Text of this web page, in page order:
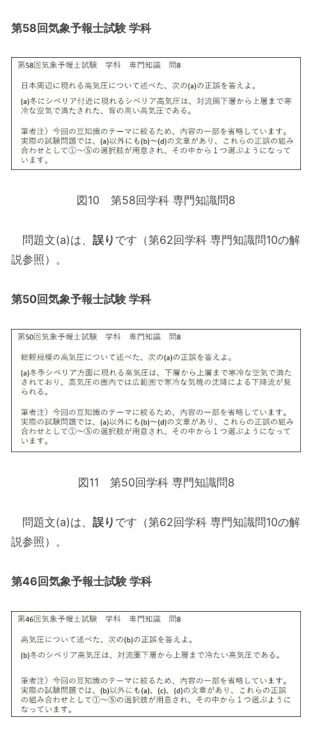
第58回気象予報士試験 学科
図10 第58回学科 専門知識問8
問題文(a)は、 誤り です（第62回学科 専門知識問10の解
説参照）。
第50回気象予報士試験 学科
図11 第50回学科 専門知識問8
問題文(a)は、 誤り です（第62回学科 専門知識問10の解
説参照）。
第46回気象予報士試験 学科